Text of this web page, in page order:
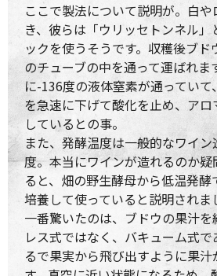
ここで製法について説明が。白や
き、彼らは「ウリッセトンネル
ックを使うそうです。収穫後ブ
のチューブの中を通って運ばれま
に-136度の液体窒素が通ってい
を急速に下げて酸化を止め、ア
しているとの事。
また、発酵温度は一般的なワイ
度。本当にワインが造れるのか
ると、畑の野生酵母から低温発酵
培養して使っていると説明されま
一番驚いたのは、ブドウの果汁
レス式ではなく、バキューム式
るで果実から飛び出すように果